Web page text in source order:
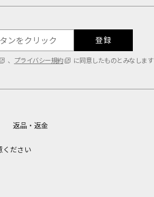
登録
、 プライバシー規約 に同意したものとみなします
返品・返金
ください